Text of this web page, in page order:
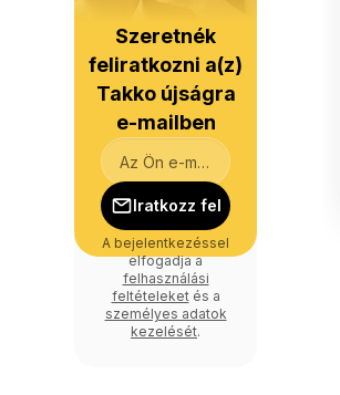
Szeretnék
feliratkozni a(z)
Takko újságra
e-mailben
Iratkozz fel
A bejelentkezéssel
elfogadja a
felhasználási
feltételeketés a
személyes adatok
kezelését.